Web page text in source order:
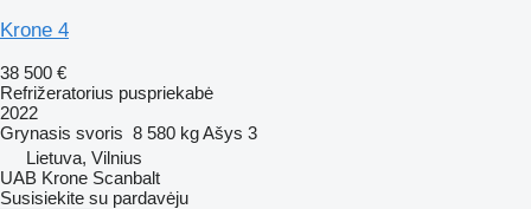
Krone 4
38 500 €
Refrižeratorius puspriekabė
2022
Grynasis svoris 8 580 kgAšys 3
Lietuva, Vilnius
UAB Krone Scanbalt
Susisiekite su pardavėju